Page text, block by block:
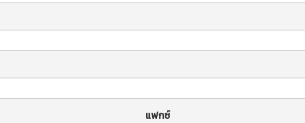
แฟกซ์